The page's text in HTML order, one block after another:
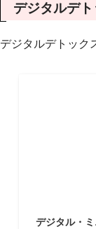
デジタルデ
デジタルデトック
デジタル・